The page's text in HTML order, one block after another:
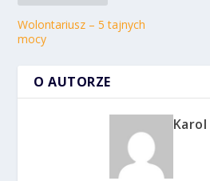
Wolontariusz – 5 tajnych
mocy
O AUTORZE
Karol